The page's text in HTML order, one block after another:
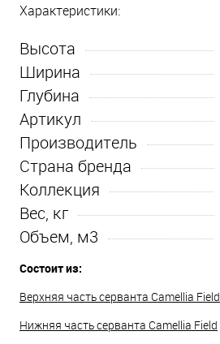
Характеристики:
Высота
Ширина
Глубина
Артикул
Производитель
Страна бренда
Коллекция
Вес, кг
Объем, м3
Состоит из:
Верхняя часть серванта Camellia Field
Нижняя часть серванта Camellia Field